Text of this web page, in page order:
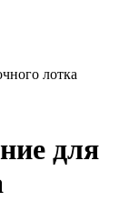
лотка
для